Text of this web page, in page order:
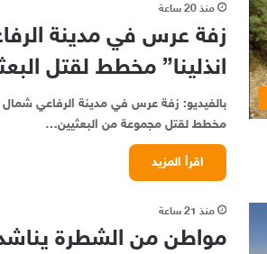
منذ 20 ساعة
زفة عرس في مدينة
انذلينا” مخطط لقتل
بالفيديو: زفة عرس في مدينة الرفاعي شمال
مخطط لقتل مجموعة من البعثيين…
اقرأ المزيد
منذ 21 ساعة
مواطن من الشطرة